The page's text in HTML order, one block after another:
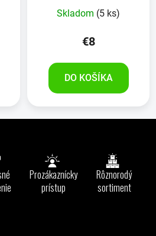
Skladom (5 ks)
€8
DO KOŠÍKA
Prozákaznícky
prístup
Rôznorodý
sortiment